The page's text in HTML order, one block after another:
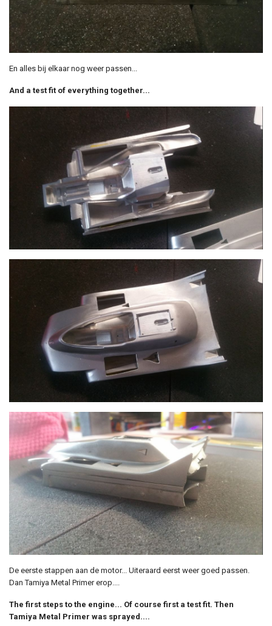
En alles bij elkaar nog weer passen...
And a test fit of everything together...
De eerste stappen aan de motor... Uiteraard eerst weer goed passen.
Dan Tamiya Metal Primer erop....
The first steps to the engine... Of course first a test fit. Then
Tamiya Metal Primer was sprayed....